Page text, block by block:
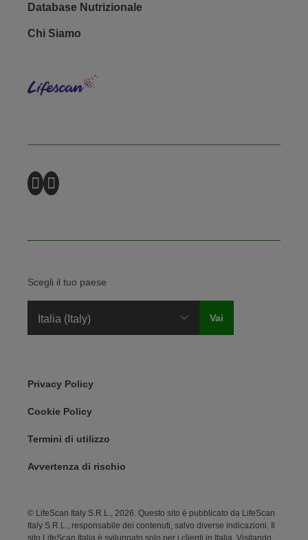
Database Nutrizionale
Footer - Social
Chi Siamo
Scegli il tuo paese
Legal Menu
Privacy Policy
Cookie Policy
Termini di utilizzo
Avvertenza di rischio
© LifeScan Italy S.R.L., 2026. Questo sito è pubblicato da LifeScan
Italy S.R.L., responsabile dei contenuti, salvo diverse indicazioni. Il
sito LifeScan Italia è sviluppato solo per i clienti in Italia. Visitando